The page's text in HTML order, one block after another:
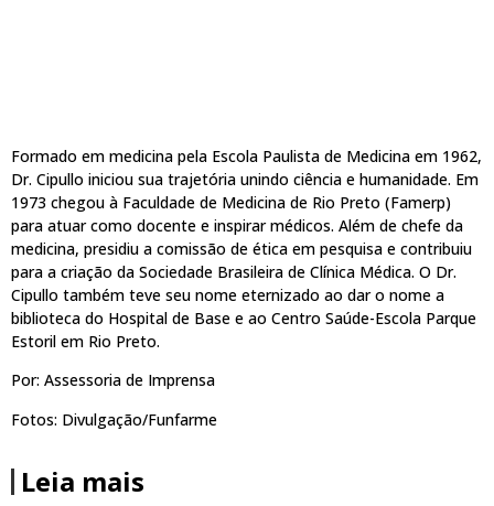
Formado em medicina pela Escola Paulista de Medicina em 1962,
Dr. Cipullo iniciou sua trajetória unindo ciência e humanidade. Em
1973 chegou à Faculdade de Medicina de Rio Preto (Famerp)
para atuar como docente e inspirar médicos. Além de chefe da
medicina, presidiu a comissão de ética em pesquisa e contribuiu
para a criação da Sociedade Brasileira de Clínica Médica. O Dr.
Cipullo também teve seu nome eternizado ao dar o nome a
biblioteca do Hospital de Base e ao Centro Saúde-Escola Parque
Estoril em Rio Preto.
Por: Assessoria de Imprensa
Fotos: Divulgação/Funfarme
Leia mais